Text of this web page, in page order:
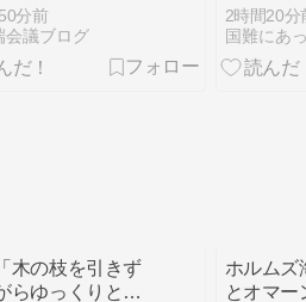
分前
会議ブログ
か？入管
議！」
2時間20分
国難にあ
木の枝を引きず
らゆっくりと道
ホルムズ
とオマー